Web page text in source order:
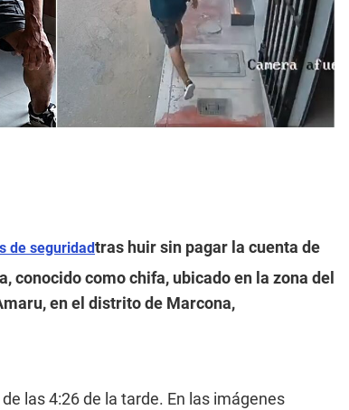
de seguridadtras huir sin pagar la cuenta de
conocido como chifa, ubicado en la zona del
en el distrito de Marcona,
las 4:26 de la tarde. En las imágenes